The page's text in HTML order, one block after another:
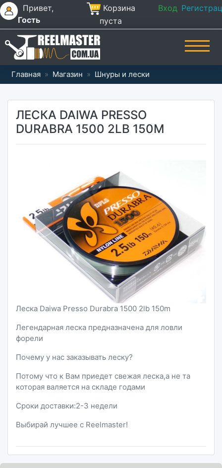
Привет,
Гость
Корзина
пуста
Вход
Главная » Магазин » Шнуры и лески
ЛЕСКА DAIWA PRESSO
DURABRA 1500 2LB 150M
Леска Daiwa Presso Durabra 1500 2lb 150m
Легендарная леска предназначена для ловли
форели
Почему у нас заказывать леску?
Потому что к Вам приедет свежая леска,а не та
которая валяется на складе годами
Сроки доставки:2-3 недели
Выбирай лучшее с Reelmaster!